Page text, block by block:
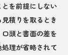
を前提にしない
積りを取るとき
頭と書面の差を
理が省略されて